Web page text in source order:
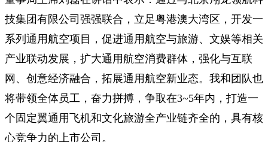
技集团有限公司强强联合，立足粤港澳大湾区，开发一
系列通用航空项目，促进通用航空与旅游、文娱等相关
产业联动发展，扩大通用航空消费群体，强化与互联
网、创意经济融合，拓展通用航空新业态。我和团队也
将带领全体员工，奋力拼搏，争取在3~5年内，打造一
个固定翼通用飞机和文化旅游全产业链齐全的，具有核
心竞争力的上市公司。